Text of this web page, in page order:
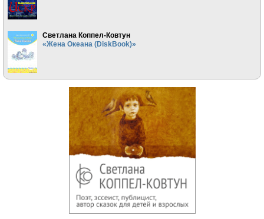
Светлана Коппел-Ковтун
«Жена Океана (DiskBook)»